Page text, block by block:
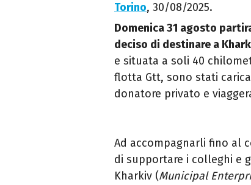
Torino, 30/08/2025.
Domenica 31 agosto
deciso di destinare a
e situata a soli 40
flotta Gtt, sono stati
donatore privato e
Ad accompagnarli fino al
di supportare i colleghi e
Kharkiv (Municipal